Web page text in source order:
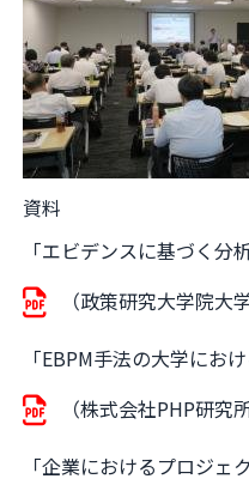
資料
「エビデンスに基づく分
（政策研究大学院
「EBPM手法の大学にお
（株式会社PHP研
「企業におけるプロジェ